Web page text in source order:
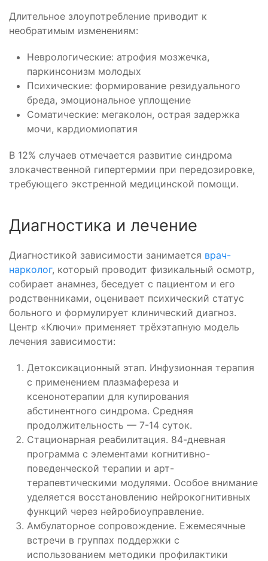
Длительное злоупотребление приводит к
необратимым изменениям:
Неврологические: атрофия мозжечка,
паркинсонизм молодых
Психические: формирование резидуального
бреда, эмоциональное уплощение
Соматические: мегаколон, острая задержка
мочи, кардиомиопатия
В 12% случаев отмечается развитие синдрома
злокачественной гипертермии при передозировке,
требующего экстренной медицинской помощи.
Диагностика и лечение
Диагностикой зависимости занимается врач-
нарколог, который проводит физикальный осмотр,
собирает анамнез, беседует с пациентом и его
родственниками, оценивает психический статус
больного и формулирует клинический диагноз.
Центр «Ключи» применяет трёхэтапную модель
лечения зависимости:
Детоксикационный этап. Инфузионная терапия
с применением плазмафереза и
ксенонотерапии для купирования
абстинентного синдрома. Средняя
продолжительность — 7-14 суток.
Стационарная реабилитация. 84-дневная
программа с элементами когнитивно-
поведенческой терапии и арт-
терапевтическими модулями. Особое внимание
уделяется восстановлению нейрокогнитивных
функций через нейробиоуправление.
Амбулаторное сопровождение. Ежемесячные
встречи в группах поддержки с
использованием методики профилактики